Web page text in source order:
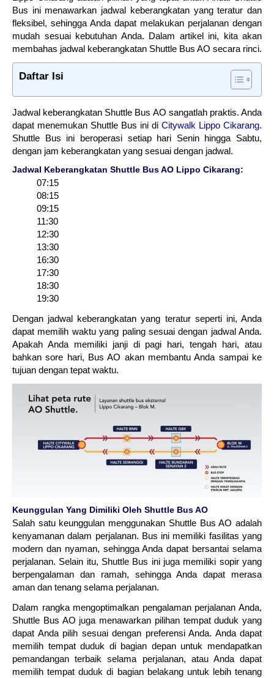
Bus ini menawarkan jadwal keberangkatan yang teratur dan
fleksibel, sehingga Anda dapat melakukan perjalanan dengan
mudah sesuai kebutuhan Anda. Dalam artikel ini, kita akan
membahas jadwal keberangkatan Shuttle Bus AO secara rinci.
Daftar Isi
Jadwal keberangkatan Shuttle Bus AO sangatlah praktis. Anda
dapat menemukan Shuttle Bus ini di Citywalk Lippo Cikarang.
Shuttle Bus ini beroperasi setiap hari Senin hingga Sabtu,
dengan jam keberangkatan yang sesuai dengan jadwal.
Jadwal Keberangkatan Shuttle Bus AO Lippo Cikarang:
07:15
08:15
09:15
11:30
12:30
13:30
16:30
17:30
18:30
19:30
Dengan jadwal keberangkatan yang teratur seperti ini, Anda
dapat memilih waktu yang paling sesuai dengan jadwal Anda.
Apakah Anda memiliki janji di pagi hari, tengah hari, atau
bahkan sore hari, Bus AO akan membantu Anda sampai ke
tujuan dengan tepat waktu.
Keunggulan Yang Dimiliki Oleh Shuttle Bus AO
Salah satu keunggulan menggunakan Shuttle Bus AO adalah
kenyamanan dalam perjalanan. Bus ini memiliki fasilitas yang
modern dan nyaman, sehingga Anda dapat bersantai selama
perjalanan. Selain itu, Shuttle Bus ini juga memiliki sopir yang
berpengalaman dan ramah, sehingga Anda dapat merasa
aman dan tenang selama perjalanan.
Dalam rangka mengoptimalkan pengalaman perjalanan Anda,
Shuttle Bus AO juga menawarkan pilihan tempat duduk yang
dapat Anda pilih sesuai dengan preferensi Anda. Anda dapat
memilih tempat duduk di bagian depan untuk mendapatkan
pemandangan terbaik selama perjalanan, atau Anda dapat
memilih tempat duduk di bagian belakang untuk lebih tenang